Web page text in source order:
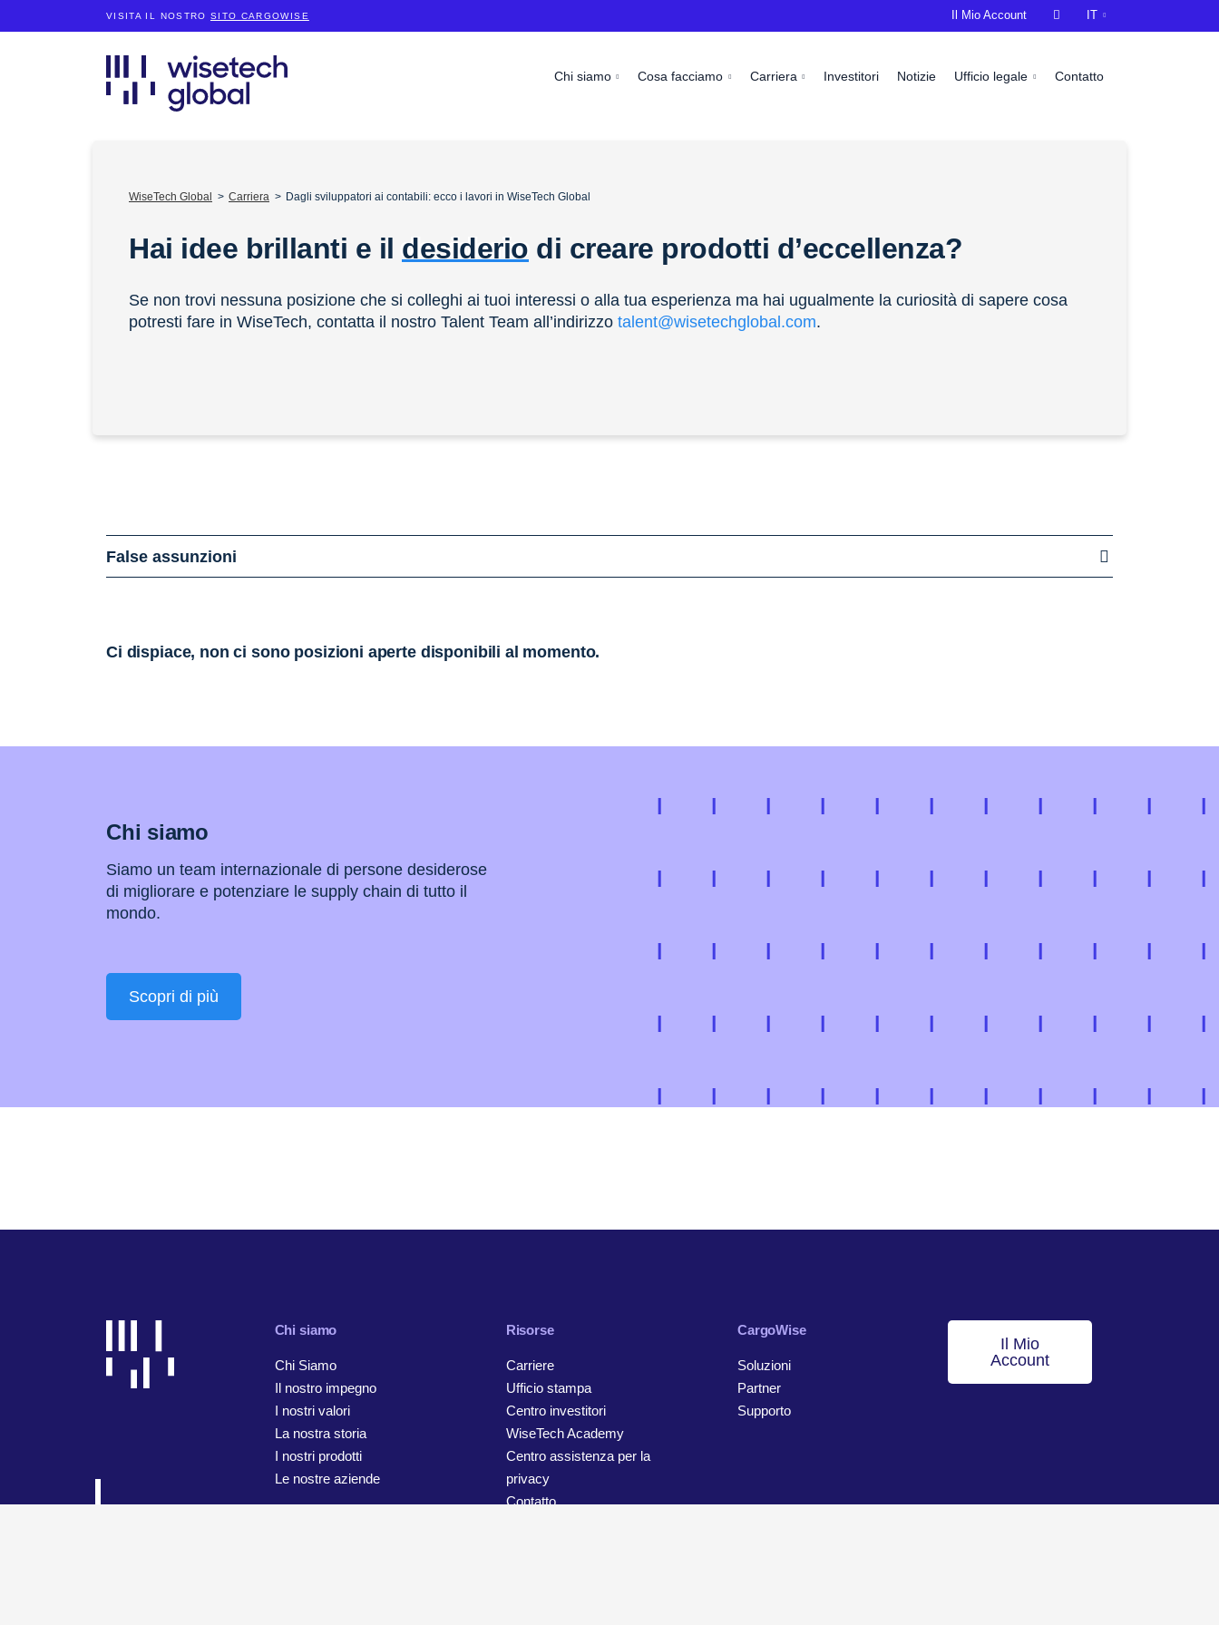
VISITA IL NOSTRO SITO CARGOWISE
Chi siamo Cosa facciamo Carriera Investitori Notizie Ufficio legale Contatto
Il Mio Account  IT
WiseTech Global Carriera Dagli sviluppatori ai contabili: ecco i lavori in WiseTech Global
Hai idee brillanti e il desiderio di creare prodotti d’eccellenza?
Se non trovi nessuna posizione che si colleghi ai tuoi interessi o alla tua esperienza ma hai ugualmente la curiosità di sapere cosa
potresti fare in WiseTech, contatta il nostro Talent Team all’indirizzo talent@wisetechglobal.com.
False assunzioni
Ci dispiace, non ci sono posizioni aperte disponibili al momento.
Chi siamo
Siamo un team internazionale di persone desiderose
di migliorare e potenziare le supply chain di tutto il
mondo.
Scopri di più
Chi siamo
Chi Siamo
Il nostro impegno
I nostri valori
La nostra storia
I nostri prodotti
Le nostre aziende
Risorse
Carriere
Ufficio stampa
Centro investitori
WiseTech Academy
Centro assistenza per la
privacy
Contatto
CargoWise
Soluzioni
Partner
Supporto
Il Mio
Account